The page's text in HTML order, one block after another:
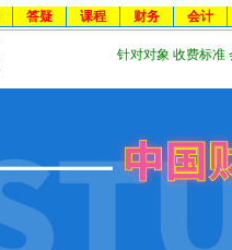
答疑 课程 财务 会计
针对对象 收费标准